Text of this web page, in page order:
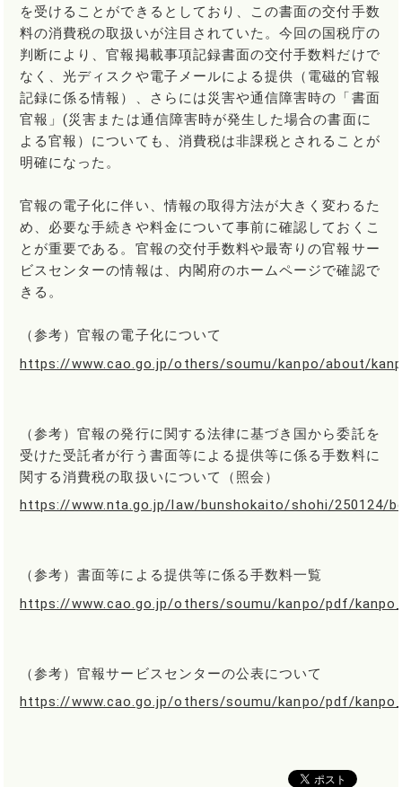
を受けることができるとしており、この書面の交付手数
料の消費税の取扱いが注目されていた。今回の国税庁の
判断により、官報掲載事項記録書面の交付手数料だけで
なく、光ディスクや電子メールによる提供（電磁的官報
記録に係る情報）、さらには災害や通信障害時の「書面
官報」(災害または通信障害時が発生した場合の書面に
よる官報）についても、消費税は非課税とされることが
明確になった。
官報の電子化に伴い、情報の取得方法が大きく変わるた
め、必要な手続きや料金について事前に確認しておくこ
とが重要である。官報の交付手数料や最寄りの官報サー
ビスセンターの情報は、内閣府のホームページで確認で
きる。
（参考）官報の電子化について
https://www.cao.go.jp/others/soumu/kanpo/about/
（参考）官報の発行に関する法律に基づき国から委託を
受けた受託者が行う書面等による提供等に係る手数料に
関する消費税の取扱いについて（照会）
https://www.nta.go.jp/law/bunshokaito/shohi/250124/
（参考）書面等による提供等に係る手数料一覧
https://www.cao.go.jp/others/soumu/kanpo/pdf/
（参考）官報サービスセンターの公表について
https://www.cao.go.jp/others/soumu/kanpo/pdf/